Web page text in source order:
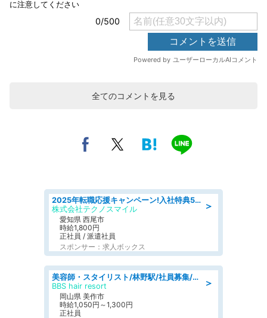
全てのコメントを見る
＞
2025年転職応援キャンペーン!入社特典58万円/デンソーで働こう!自動車工場で小型部品の検査業務 denso aichi
株式会社テクノスマイル
愛知県 西尾市
時給1,800円
正社員 / 派遣社員
スポンサー：求人ボックス
＞
美容師・スタイリスト/林野駅/社員募集/8月9日更新
BBS hair resort
岡山県 美作市
時給1,050円～1,300円
正社員